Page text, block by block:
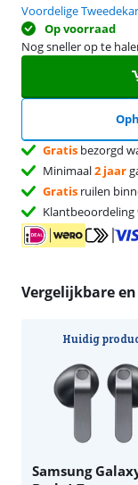
Voordelige
Op voorraad
Nog sneller op te
Gratis bezorgd
Minimaal2 jaar
Gratis ruilen
Klantbeoordeling
Vergelijkbare
Huidig
Samsung